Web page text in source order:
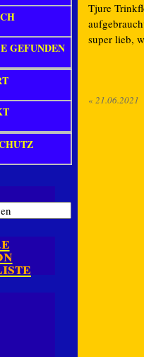
Tjure
super lieb,
« 21.06.2021
GEFUNDEN